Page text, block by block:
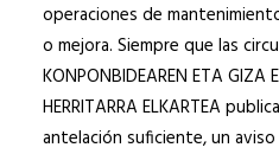
operaciones de
o mejora. Siempre que las
KONPONBIDEAREN ETA GIZA
HERRITARRA ELKARTEA
antelación suficiente, un